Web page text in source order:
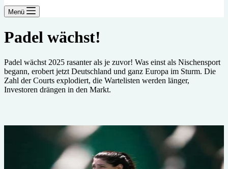
Menü
Padel wächst!
Padel wächst 2025 rasanter als je zuvor! Was einst als Nischensport
begann, erobert jetzt Deutschland und ganz Europa im Sturm. Die
Zahl der Courts explodiert, die Wartelisten werden länger,
Investoren drängen in den Markt.